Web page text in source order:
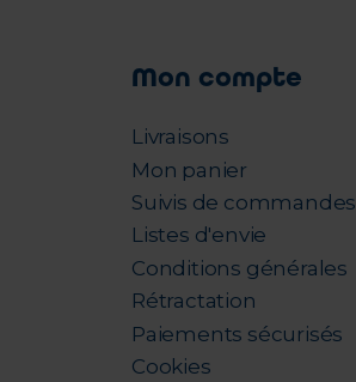
Mon compte
Livraisons
Mon panier
Suivis de commandes
Listes d'envie
Conditions générales
Rétractation
Paiements sécurisés
Cookies